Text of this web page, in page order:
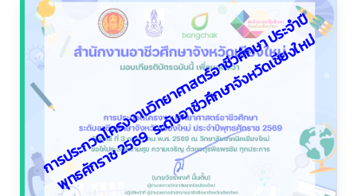
ก
า
ร
ป
ร
ะ
ก
ว
ด
โ
ค
ร
ง
ง
า
น
วิ
ท
ย
า
ศ
า
ส
ต
ร์
อ
า
ชี
ว
ศึ
ก
ษ
า
ป
ร
ะ
จำ
ปี
พุ
ท
ธ
ศั
ก
ร
า
ช
2
5
6
9
ร
ะ
ดั
บ
อ
า
ชี
ว
ศึ
ก
ษ
า
จั
ง
ห
วั
ด
เ
ชี
ย
ง
ใ
ห
ม่